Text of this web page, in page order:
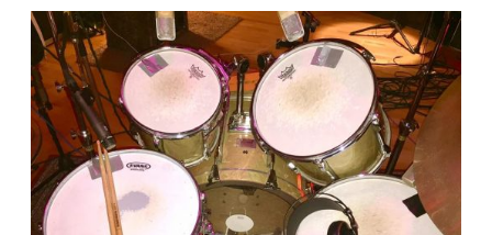
t
r
a
g
s
d
a
t
u
m